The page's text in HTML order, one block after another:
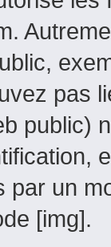
pas
public)
par un
[img].